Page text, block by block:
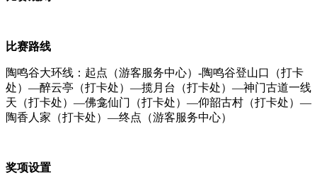
比赛路线
陶鸣谷大环线：起点（游客服务中心）-陶鸣谷登山口（打卡
处）—醉云亭（打卡处）—揽月台（打卡处）—神门古道一线
天（打卡处）—佛龛仙门（打卡处）—仰韶古村（打卡处）—
陶香人家（打卡处）—终点（游客服务中心）
奖项设置